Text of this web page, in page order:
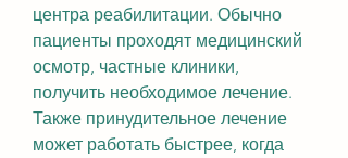
центра реабилитации. Обычно
пациенты проходят медицинский
осмотр, частные клиники,
получить необходимое лечение.
Также принудительное лечение
может работать быстрее, когда